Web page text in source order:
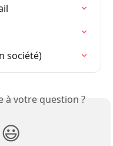
société)
à votre question ?
😃